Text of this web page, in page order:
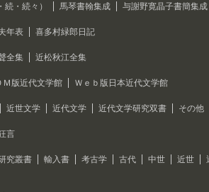
・続々）
馬琴書翰集成
与謝野寛晶子書簡集成
年表
喜多村緑郎日記
全集
近松秋江全集
版近代文学館
Ｗｅｂ版日本近代文学館
近世文学 近代文学 近代文学研究双書
その他
言
究叢書 輸入書 考古学 古代 中世 近世